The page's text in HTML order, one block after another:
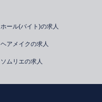
ホール(バイト)の求人
ヘアメイクの求人
ソムリエの求人